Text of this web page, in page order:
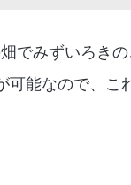
でみずいろきの
可能なので、こ